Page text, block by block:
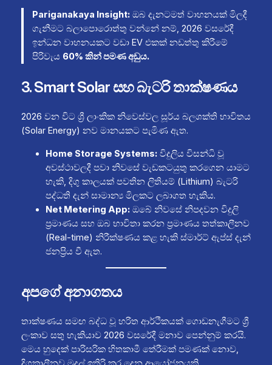
Pariganakaya Insight: ඔබ දැනටමත් වාහනයක් මිලදී
ගැනීමට බලාපොරොත්තු වන්නේ නම්, 2026 වසරේදී
ඉන්ධන වාහනයකට වඩා EV එකක් නඩත්තු කිරීමේ
පිරිවැය 60% කින් පමණ අඩුය.
3. Smart Solar සහ බැටරි තාක්ෂණය
2026 වන විට ශ්‍රී ලාංකික නිවෙස්වල සූර්ය බලශක්ති භාවිතය
(Solar Energy) නව මානයකට පැමිණ ඇත.
Home Storage Systems:විදුලිය විසන්ධි වූ
අවස්ථාවලදී පවා නිවසේ වැඩකටයුතු කරගෙන යාමට
හැකි, දිගු කාලයක් පවතින ලිතියම් (Lithium) බැටරි
පද්ධති දැන් සාමාන්‍ය මිලකට ලබාගත හැකිය.
Net Metering App:ඔබේ නිවසේ නිපදවන විදුලි
ප්‍රමාණය සහ ඔබ භාවිතා කරන ප්‍රමාණය තත්කාලීනව
(Real-time) නිරීක්ෂණය කළ හැකි ස්මාර්ට් ඇප්ස් දැන්
ජනප්‍රිය වී ඇත.
අපගේ අනාගතය
තාක්ෂණය සමඟ බද්ධ වූ හරිත ආර්ථිකයක් ගොඩනැගීමට ශ්‍රී
ලංකාව සතු හැකියාව 2026 වසරේදී මනාව පෙන්නුම් කරයි.
මෙය හුදෙක් පාරිසරික හිතකාමී තේරීමක් පමණක් නොව,